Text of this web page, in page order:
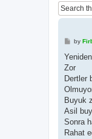
P
s
by
Zor
Dertler
Buyuk
Asil
Sonra
Rahat